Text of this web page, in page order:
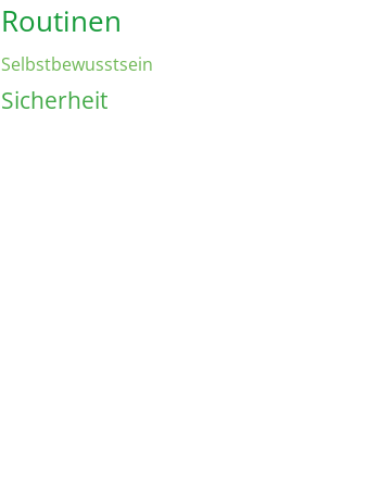
Routinen
Selbstbewusstsein
Sicherheit